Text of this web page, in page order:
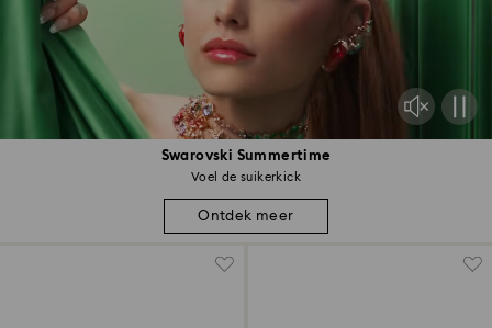
Swarovski Summertime
Voel de suikerkick
Ontdek meer